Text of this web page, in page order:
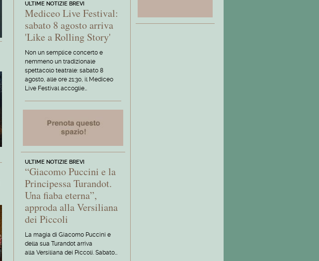
ULTIME NOTIZIE BREVI
Mediceo Live Festival:
sabato 8 agosto arriva
'Like a Rolling Story'
Non un semplice concerto e
nemmeno un tradizionale
spettacolo teatrale: sabato 8
agosto, alle ore 21:30, il Mediceo
Live Festival accoglie…
ULTIME NOTIZIE BREVI
“Giacomo Puccini e la
Principessa Turandot.
Una fiaba eterna”,
approda alla Versiliana
dei Piccoli
La magia di Giacomo Puccini e
della sua Turandot arriva
alla Versiliana dei Piccoli. Sabato…